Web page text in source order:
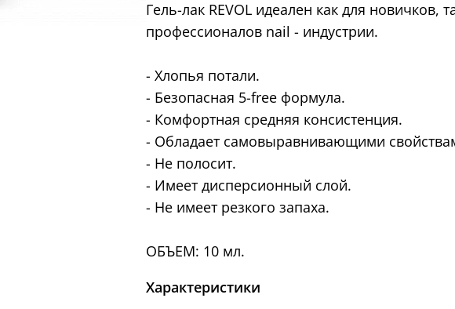
Гель-лак REVOL идеален как для новичков,
профессионалов nail - индустрии.
- Хлопья потали.
- Безопасная 5-free формула.
- Комфортная средняя консистенция.
- Обладает самовыравнивающими
- Не полосит.
- Имеет дисперсионный слой.
- Не имеет резкого запаха.
ОБЪЕМ: 10 мл.
Характеристики